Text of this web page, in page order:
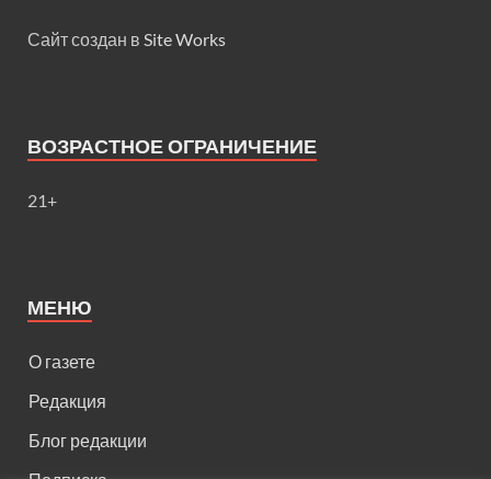
Сайт создан в Site Works
ВОЗРАСТНОЕ ОГРАНИЧЕНИЕ
21+
МЕНЮ
О газете
Редакция
Блог редакции